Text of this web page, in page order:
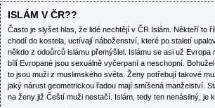
ISLÁM V ČR??
Často je slyšet hlas, že lidé nechtějí v ČR Islám. Někteří to
chodí do kostela, uctívají náboženství, které po staletí
někdo z odoůrců islámu přemýšlel. Islámu se asi už
bílí Evropané jsou sexuálně vyčerpaní a neschopní.
to jsou muži z muslimského světa. Ženy potřebují takové
jaký nárust geometrickou řadou mají smíšená manželství.
na ženy již Čeští muži nestačí. Islám, tedy ten nenásilný, je